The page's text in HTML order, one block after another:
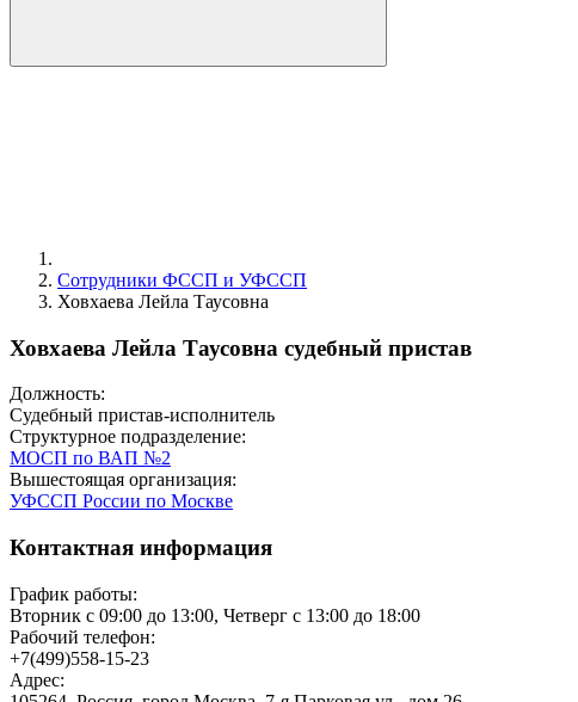
Сотрудники ФССП и УФССП
Ховхаева Лейла Таусовна
Ховхаева Лейла Таусовна судебный пристав
Должность:
Судебный пристав-исполнитель
Структурное подразделение:
МОСП по ВАП №2
Вышестоящая организация:
УФССП России по Москве
Контактная информация
График работы:
Вторник с 09:00 до 13:00, Четверг с 13:00 до 18:00
Рабочий телефон:
+7(499)558-15-23
Адрес: